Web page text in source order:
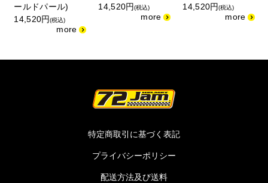
ールドパール)
14,520円(税込)
14,520円(税込)
14,520円(税込)
特定商取引に基づく表記
プライバシーポリシー
配送方法及び送料